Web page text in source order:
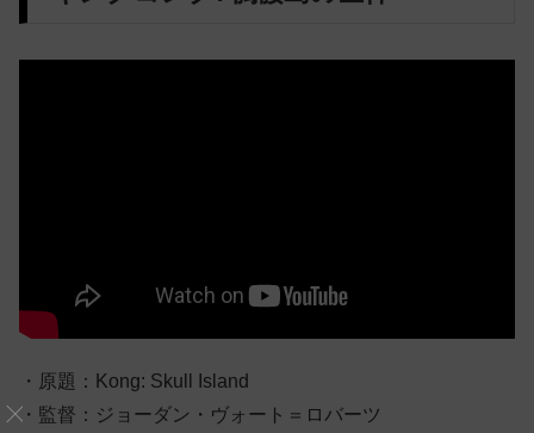
・原題：Kong: Skull Island
・監督：ジョーダン・ヴォート＝ロバーツ